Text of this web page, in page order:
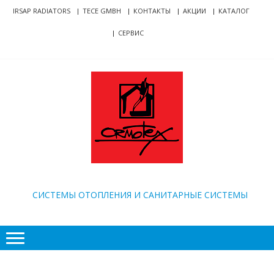
Skip
SkipIRSAP RADIATORS TECE GMBH КОНТАКТЫ АКЦИИ КАТАЛОГ
СЕРВИС
CИСТЕМЫ ОТОПЛЕНИЯ И САНИТАРНЫЕ СИСТЕМЫ